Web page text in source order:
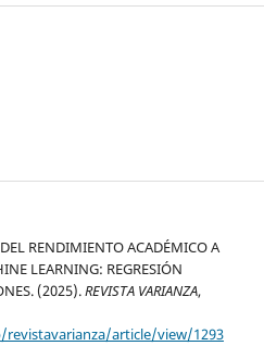
RENDIMIENTO ACADÉMICO A
LEARNING: REGRESIÓN
(2025).REVISTA VARIANZA,
article/view/1293